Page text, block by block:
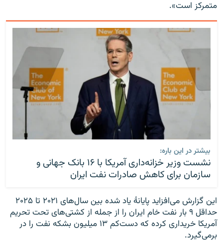
متمرکز است».
بیشتر در این باره:
نشست وزیر خزانه‌داری آمریکا با ۱۶ بانک جهانی و
سازمان برای کاهش صادرات نفت ایران
این گزارش می‌افزاید پایانهٔ یاد شده بین سال‌های ۲۰۲۱ تا ۲۰۲۵
حداقل ۹ بار نفت خام ایران را از جمله از کشتی‌های تحت تحریم
آمریکا خریداری کرده که دست‌کم ۱۳ میلیون بشکه نفت را در
برمی‌گیرد.